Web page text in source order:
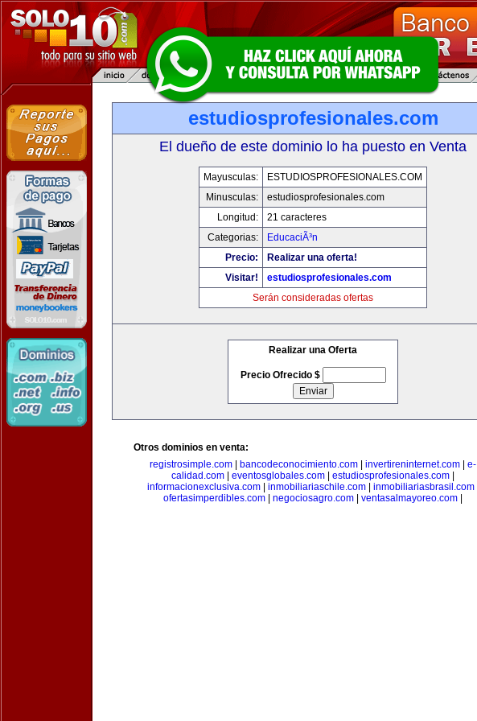
estudiosprofesionales.com
El dueño de este dominio lo ha puesto en Venta
Mayusculas:
ESTUDIOSPROFESIONALES.COM
Minusculas:
estudiosprofesionales.com
Longitud:
21 caracteres
Categorias:
EducaciÃ³n
Precio:
Realizar una oferta!
Visitar!
estudiosprofesionales.com
Serán consideradas ofertas
Realizar una Oferta
Precio Ofrecido $
Otros dominios en venta:
registrosimple.com
bancodeconocimiento.com invertireninternet.com
e-
calidad.com
eventosglobales.com estudiosprofesionales.com
informacionexclusiva.com| inmobiliariaschile.com| inmobiliariasbrasil.com|
ofertasimperdibles.com
negociosagro.com ventasalmayoreo.com